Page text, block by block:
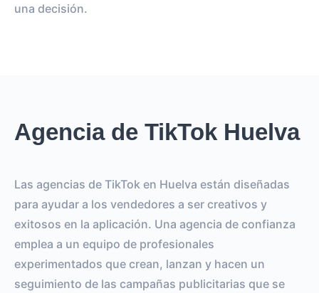
una decisión.
Agencia de TikTok Huelva
Las agencias de TikTok en Huelva están diseñadas
para ayudar a los vendedores a ser creativos y
exitosos en la aplicación. Una agencia de confianza
emplea a un equipo de profesionales
experimentados que crean, lanzan y hacen un
seguimiento de las campañas publicitarias que se